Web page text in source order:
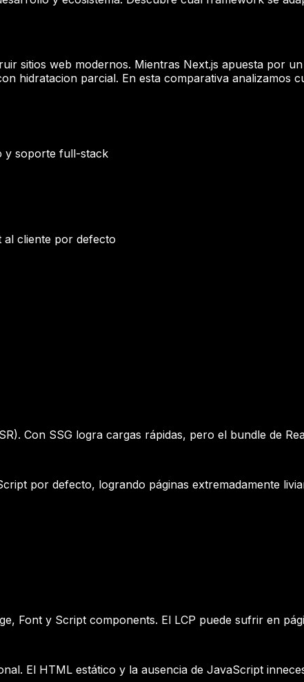
sitios web modernos. Mientras Next.js apuesta por
hidratacion parcial. En esta comparativa analizamos
y soporte full-stack
cliente por defecto
Con SSG logra cargas rápidas, pero el bundle de
por defecto, logrando páginas extremadamente
Font y Script components. El LCP puede sufrir en
El HTML estático y la ausencia de JavaScript